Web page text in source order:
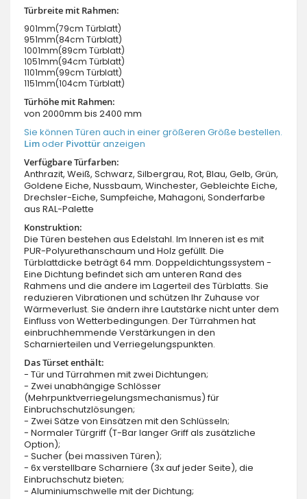
Türbreite mit Rahmen:
901mm(79cm Türblatt)
951mm(84cm Türblatt)
1001mm(89cm Türblatt)
1051mm(94cm Türblatt)
1101mm(99cm Türblatt)
1151mm(104cm Türblatt)
Türhöhe mit Rahmen:
von 2000mm bis 2400 mm
Sie können Türen auch in einer größeren Größe bestellen.
Limoder Pivottüranzeigen
Verfügbare Türfarben:
Anthrazit, Weiß, Schwarz, Silbergrau, Rot, Blau, Gelb, Grün,
Goldene Eiche, Nussbaum, Winchester, Gebleichte Eiche,
Drechsler-Eiche, Sumpfeiche, Mahagoni, Sonderfarbe
aus RAL-Palette
Konstruktion:
Die Türen bestehen aus Edelstahl. Im Inneren ist es mit
PUR-Polyurethanschaum und Holz gefüllt. Die
Türblattdicke beträgt 64 mm. Doppeldichtungssystem -
Eine Dichtung befindet sich am unteren Rand des
Rahmens und die andere im Lagerteil des Türblatts. Sie
reduzieren Vibrationen und schützen Ihr Zuhause vor
Wärmeverlust. Sie ändern ihre Lautstärke nicht unter dem
Einfluss von Wetterbedingungen. Der Türrahmen hat
einbruchhemmende Verstärkungen in den
Scharnierteilen und Verriegelungspunkten.
Das Türset enthält:
- Tür und Türrahmen mit zwei Dichtungen;
- Zwei unabhängige Schlösser
(Mehrpunktverriegelungsmechanismus) für
Einbruchschutzlösungen;
- Zwei Sätze von Einsätzen mit den Schlüsseln;
- Normaler Türgriff (T-Bar langer Griff als zusätzliche
Option);
- Sucher (bei massiven Türen);
- 6x verstellbare Scharniere (3x auf jeder Seite), die
Einbruchschutz bieten;
- Aluminiumschwelle mit der Dichtung;